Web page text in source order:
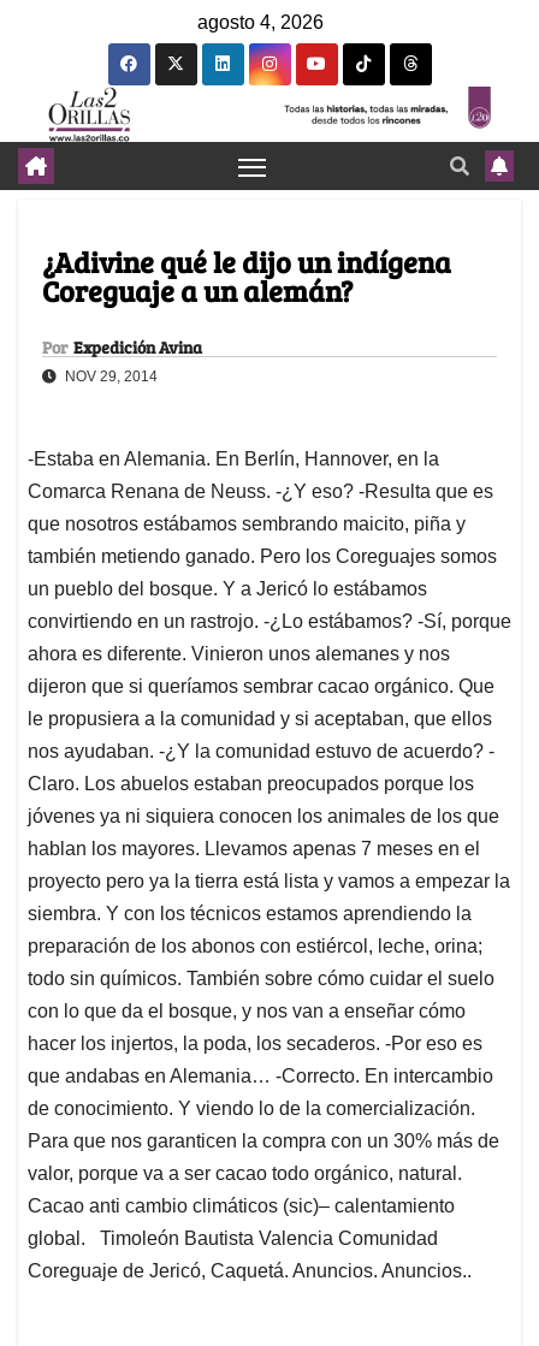
agosto 4, 2026
¿Adivine qué le dijo un indígena
Coreguaje a un alemán?
Por Expedición Avina
NOV 29, 2014
-Estaba en Alemania. En Berlín, Hannover, en la
Comarca Renana de Neuss. -¿Y eso? -Resulta que es
que nosotros estábamos sembrando maicito, piña y
también metiendo ganado. Pero los Coreguajes somos
un pueblo del bosque. Y a Jericó lo estábamos
convirtiendo en un rastrojo. -¿Lo estábamos? -Sí, porque
ahora es diferente. Vinieron unos alemanes y nos
dijeron que si queríamos sembrar cacao orgánico. Que
le propusiera a la comunidad y si aceptaban, que ellos
nos ayudaban. -¿Y la comunidad estuvo de acuerdo? -
Claro. Los abuelos estaban preocupados porque los
jóvenes ya ni siquiera conocen los animales de los que
hablan los mayores. Llevamos apenas 7 meses en el
proyecto pero ya la tierra está lista y vamos a empezar la
siembra. Y con los técnicos estamos aprendiendo la
preparación de los abonos con estiércol, leche, orina;
todo sin químicos. También sobre cómo cuidar el suelo
con lo que da el bosque, y nos van a enseñar cómo
hacer los injertos, la poda, los secaderos. -Por eso es
que andabas en Alemania… -Correcto. En intercambio
de conocimiento. Y viendo lo de la comercialización.
Para que nos garanticen la compra con un 30% más de
valor, porque va a ser cacao todo orgánico, natural.
Cacao anti cambio climáticos (sic)– calentamiento
global. Timoleón Bautista Valencia Comunidad
Coreguaje de Jericó, Caquetá. Anuncios. Anuncios..